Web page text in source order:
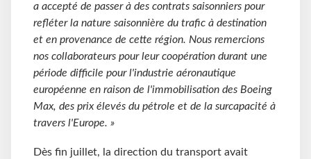
a accepté de passer à des contrats saisonniers pour
refléter la nature saisonnière du trafic à destination
et en provenance de cette région. Nous remercions
nos collaborateurs pour leur coopération durant une
période difficile pour l'industrie aéronautique
européenne en raison de l'immobilisation des Boeing
Max, des prix élevés du pétrole et de la surcapacité à
travers l'Europe. »
Dès fin juillet, la direction du transport avait